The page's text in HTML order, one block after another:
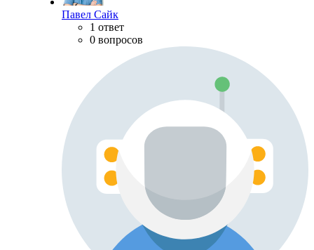
Павел Сайк
1 ответ
0 вопросов